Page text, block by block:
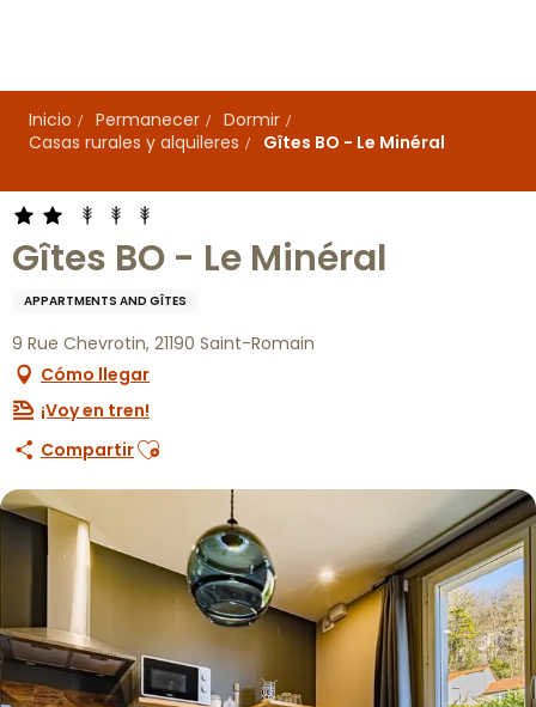
principal
Inicio
Permanecer
Dormir
Casas rurales y alquileres
Gîtes BO - Le Minéral
Gîtes BO - Le Minéral
APPARTMENTS AND GÎTES
9 Rue Chevrotin, 21190 Saint-Romain
Cómo llegar
¡Voy en tren!
CompartirAjouter aux favoris